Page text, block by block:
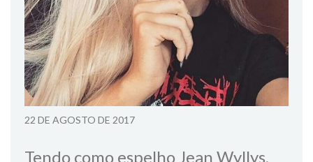
22 DE AGOSTO DE 2017
Tendo como espelho Jean Wyllys,